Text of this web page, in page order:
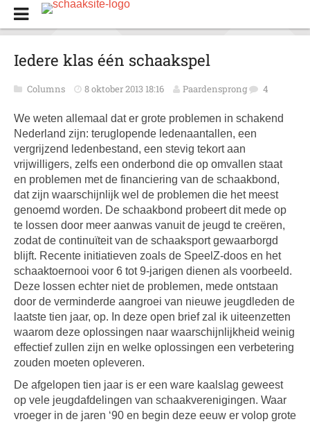
Iedere klas één schaakspel
Columns 8 oktober 2013 18:16 Paardensprong 4
We weten allemaal dat er grote problemen in schakend
Nederland zijn: teruglopende ledenaantallen, een
vergrijzend ledenbestand, een stevig tekort aan
vrijwilligers, zelfs een onderbond die op omvallen staat
en problemen met de financiering van de schaakbond,
dat zijn waarschijnlijk wel de problemen die het meest
genoemd worden. De schaakbond probeert dit mede op
te lossen door meer aanwas vanuit de jeugd te creëren,
zodat de continuïteit van de schaaksport gewaarborgd
blijft. Recente initiatieven zoals de SpeelZ-doos en het
schaaktoernooi voor 6 tot 9-jarigen dienen als voorbeeld.
Deze lossen echter niet de problemen, mede ontstaan
door de verminderde aangroei van nieuwe jeugdleden de
laatste tien jaar, op. In deze open brief zal ik uiteenzetten
waarom deze oplossingen naar waarschijnlijkheid weinig
effectief zullen zijn en welke oplossingen een verbetering
zouden moeten opleveren.
De afgelopen tien jaar is er een ware kaalslag geweest
op vele jeugdafdelingen van schaakverenigingen. Waar
vroeger in de jaren ‘90 en begin deze eeuw er volop grote